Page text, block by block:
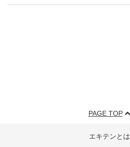
PAGE TOP
エキテンとは